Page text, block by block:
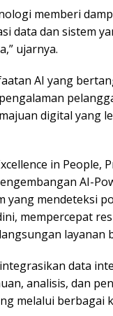
memberi
data dan sistem
ujarnya.
AI yang
digital yang
in People,
AI-
yang mendeteksi
mempercepat
layanan
data
analisis, dan
melalui berbagai